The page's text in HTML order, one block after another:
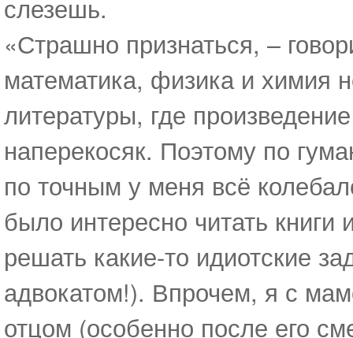
слезешь.
«Страшно признаться, –
математика, физика и химия
литературы, где
наперекосяк. Поэтому по
по точным у меня всё
было интересно читать
решать какие-то идиотские
адвокатом!). Впрочем, я с
отцом (особенно после его